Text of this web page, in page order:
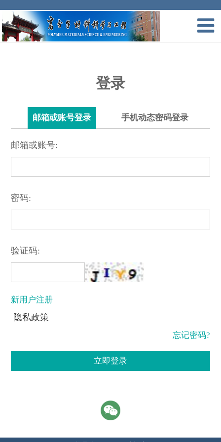
登录
邮箱或账号登录 手机动态密码登录
邮箱或账号:
密码:
验证码:
新用户注册
隐私政策
忘记密码?
立即登录